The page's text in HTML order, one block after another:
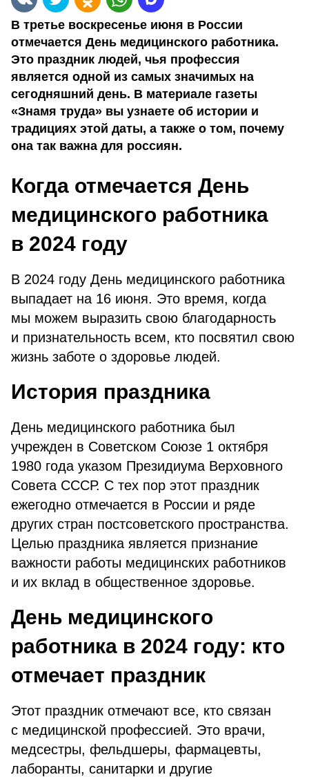
В третье воскресенье июня в России
отмечается День медицинского работника.
Это праздник людей, чья профессия
является одной из самых значимых на
сегодняшний день. В материале газеты
«Знамя труда» вы узнаете об истории и
традициях этой даты, а также о том, почему
она так важна для россиян.
Когда отмечается День
медицинского работника
в 2024 году
В 2024 году День медицинского работника
выпадает на 16 июня. Это время, когда
мы можем выразить свою благодарность
и признательность всем, кто посвятил свою
жизнь заботе о здоровье людей.
История праздника
День медицинского работника был
учрежден в Советском Союзе 1 октября
1980 года указом Президиума Верховного
Совета СССР. С тех пор этот праздник
ежегодно отмечается в России и ряде
других стран постсоветского пространства.
Целью праздника является признание
важности работы медицинских работников
и их вклад в общественное здоровье.
День медицинского
работника в 2024 году: кто
отмечает праздник
Этот праздник отмечают все, кто связан
с медицинской профессией. Это врачи,
медсестры, фельдшеры, фармацевты,
лаборанты, санитарки и другие